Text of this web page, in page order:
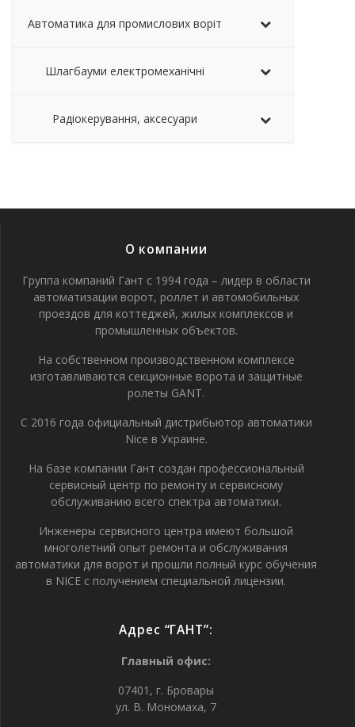
Автоматика для промислових воріт
Шлагбауми електромеханічні
Радіокерування, аксесуари
О компании
Группа компаний Гант с 1994 года – лидер в области
автоматизации ворот, роллет и автомобильных
проездов для коттеджей, жилых комплексов и
промышленных объектов.
На собственном производственном комплексе
изготавливаются секционные ворота и защитные
ролеты GANT.
С 2016 года официальный дистрибьютор автоматики
Nice в Украине.
На базе компании Гант создан профессиональный
сервисный центр по ремонту и сервисному
обслуживанию всего спектра автоматики.
Инженеры сервисного центра имеют большой
многолетний опыт ремонта и обслуживания
автоматики для ворот и прошли полный курс обучения
в NICE с получением специальной лицензии.
Адрес “ГАНТ”:
Главный офис:
07401, г. Бровары
ул. В. Мономаха, 7